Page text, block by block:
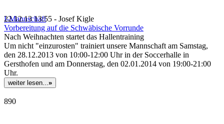
I-Mannschaft
22.12.13 13:55 - Josef Kigle
Vorbereitung auf die Schwäbische Vorrunde
Nach Weihnachten startet das Hallentraining
Um nicht "einzurosten" trainiert unsere Mannschaft am Samstag,
den 28.12.2013 von 10:00-12:00 Uhr in der Soccerhalle in
Gersthofen und am Donnerstag, den 02.01.2014 von 19:00-21:00
Uhr.
weiter lesen...»
890